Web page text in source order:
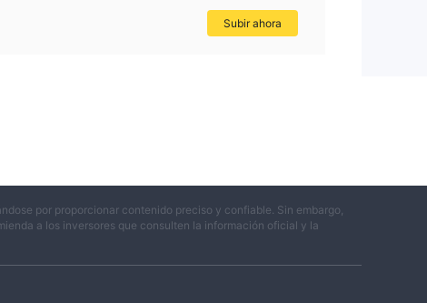
Subir ahora
por proporcionar contenido preciso y confiable. Sin embargo,
a los inversores que consulten la información oficial y la